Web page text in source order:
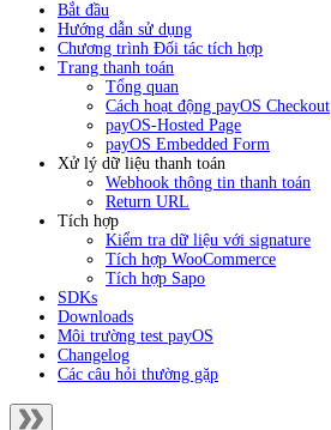
Bắt đầu
Hướng dẫn sử dụng
Chương trình Đối tác tích hợp
Trang thanh toán
Tổng quan
Cách hoạt động payOS Checkout
payOS-Hosted Page
payOS Embedded Form
Xử lý dữ liệu thanh toán
Webhook thông tin thanh toán
Return URL
Tích hợp
Kiểm tra dữ liệu với signature
Tích hợp WooCommerce
Tích hợp Sapo
SDKs
Downloads
Môi trường test payOS
Changelog
Các câu hỏi thường gặp